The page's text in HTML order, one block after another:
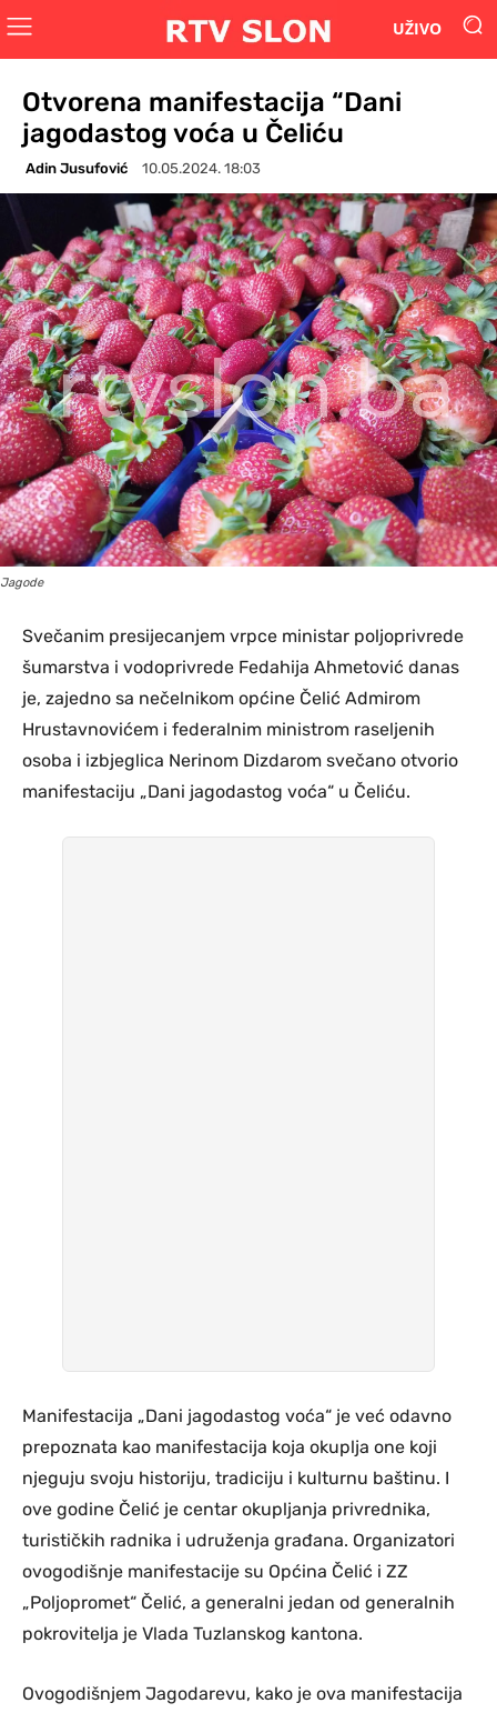
UŽIVO
Otvorena manifestacija “Dani
jagodastog voća u Čeliću
Adin Jusufović 10.05.2024. 18:03
Jagode
Svečanim presijecanjem vrpce ministar poljoprivrede
šumarstva i vodoprivrede Fedahija Ahmetović danas
je, zajedno sa nečelnikom općine Čelić Admirom
Hrustavnovićem i federalnim ministrom raseljenih
osoba i izbjeglica Nerinom Dizdarom svečano otvorio
manifestaciju „Dani jagodastog voća“ u Čeliću.
Manifestacija „Dani jagodastog voća“ je već odavno
prepoznata kao manifestacija koja okuplja one koji
njeguju svoju historiju, tradiciju i kulturnu baštinu. I
ove godine Čelić je centar okupljanja privrednika,
turističkih radnika i udruženja građana. Organizatori
ovogodišnje manifestacije su Općina Čelić i ZZ
„Poljopromet“ Čelić, a generalni jedan od generalnih
pokrovitelja je Vlada Tuzlanskog kantona.
Ovogodišnjem Jagodarevu, kako je ova manifestacija